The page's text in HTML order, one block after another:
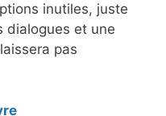
inutiles, juste
dialogues et une
pas